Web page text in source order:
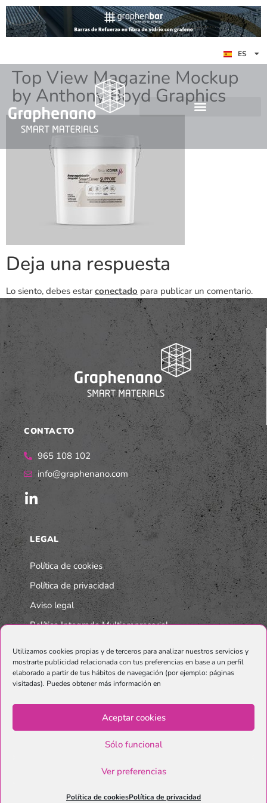
Utilizamos cookies propias y de terceros para analizar nuestros servicios y
mostrarte publicidad relacionada con tus preferencias en base a un perfil
elaborado a partir de tus hábitos de navegación (por ejemplo: páginas
visitadas). Puedes obtener más información en
Aceptar cookies
Sólo funcional
Ver preferencias
Política de cookiesPolítica de privacidad
ES
EN
DE
Top View Magazine Mockup
by Anthony Boyd Graphics
Deja una respuesta
Lo siento, debes estar conectado para publicar un comentario.
CONTACTO
965 108 102
info@graphenano.com
LEGAL
Política de cookies
Política de privacidad
Aviso legal
Política Integrada Multiempresarial
Graphenano.